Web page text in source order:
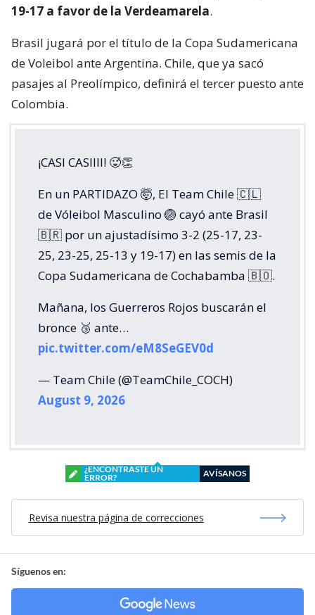
19-17 a favor de la Verdeamarela.
Brasil jugará por el título de la Copa Sudamericana
de Voleibol ante Argentina. Chile, que ya sacó
pasajes al Preolímpico, definirá el tercer puesto ante
Colombia.
¡CASI CASIIII! 🥵👏
En un PARTIDAZO 🤯, El Team Chile 🇨🇱
de Vóleibol Masculino 🏐 cayó ante Brasil
🇧🇷 por un ajustadísimo 3-2 (25-17, 23-
25, 23-25, 25-13 y 19-17) en las semis de la
Copa Sudamericana de Cochabamba 🇧🇴.
Mañana, los Guerreros Rojos buscarán el
bronce 🥉 ante…
pic.twitter.com/eM8SeGEV0d
— Team Chile (@TeamChile_COCH)
August 9, 2026
¿ENCONTRASTE UN
ERROR?
AVÍSANOS
Revisa nuestra página de correcciones
Síguenos en: